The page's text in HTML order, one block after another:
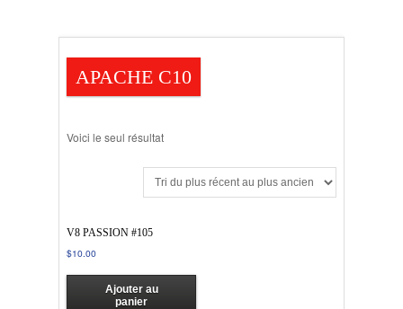
APACHE C10
Voici le seul résultat
V8 PASSION #105
$10.00
Ajouter au
panier